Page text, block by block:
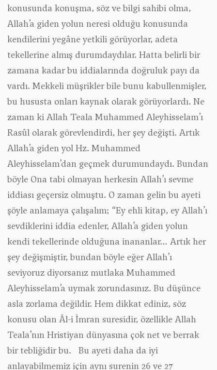
konusunda konuşma, söz ve bilgi sahibi olma,
Allah’a giden yolun neresi olduğu konusunda
kendilerini yegâne yetkili görüyorlar, adeta
tekellerine almış durumdaydılar. Hatta belirli bir
zamana kadar bu iddialarında doğruluk payı da
vardı. Mekkeli müşrikler bile bunu kabullenmişler,
bu hususta onları kaynak olarak görüyorlardı. Ne
zaman ki Allah Teala Muhammed Aleyhisselam’ı
Rasûl olarak görevlendirdi, her şey değişti. Artık
Allah’a giden yol Hz. Muhammed
Aleyhisselam’dan geçmek durumundaydı. Bundan
böyle Ona tabi olmayan herkesin Allah’ı sevme
iddiası geçersiz olmuştu. O zaman gelin bu ayeti
şöyle anlamaya çalışalım; “Ey ehli kitap, ey Allah’ı
sevdiklerini iddia edenler, Allah’a giden yolun
kendi tekellerinde olduğuna inananlar… Artık her
şey değişmiştir, bundan böyle eğer Allah’ı
seviyoruz diyorsanız mutlaka Muhammed
Aleyhisselam’a uymak zorundasınız. Bu düşünce
asla zorlama değildir. Hem dikkat ediniz, söz
konusu olan Âl-i İmran suresidir, özellikle Allah
Teala’nın Hristiyan dünyasına çok net ve berrak
bir tebliğidir bu. Bu ayeti daha da iyi
anlayabilmemiz için aynı surenin 26 ve 27